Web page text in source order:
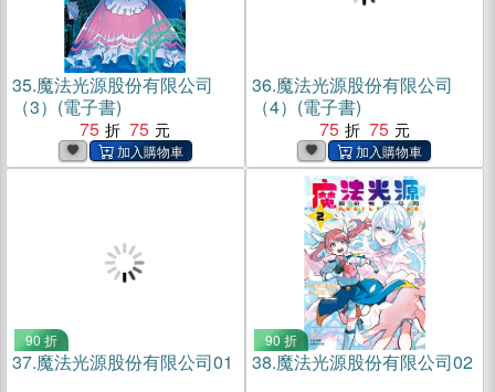
35.魔法光源股份有限公司
（3）(電子書)
75
75
36.魔法光源股份有限公司
（4）(電子書)
75
75
90 折
37.魔法光源股份有限公司01
90 折
38.魔法光源股份有限公司02